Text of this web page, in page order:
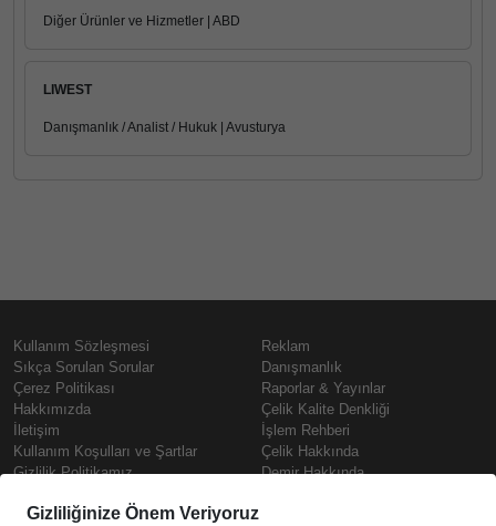
Diğer Ürünler ve Hizmetler | ABD
LIWEST
Danışmanlık / Analist / Hukuk | Avusturya
Kullanım Sözleşmesi
Sıkça Sorulan Sorular
Çerez Politikası
Hakkımızda
İletişim
Kullanım Koşulları ve Şartlar
Gizlilik Politikamız
Prime
Reklam
Danışmanlık
Raporlar & Yayınlar
Çelik Kalite Denkliği
İşlem Rehberi
Çelik Hakkında
Demir Hakkında